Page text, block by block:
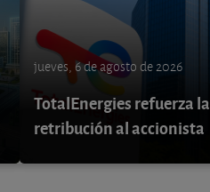
jueves, 6 de agosto de 2026
TotalEnergies refuerza la
retribución al accionista